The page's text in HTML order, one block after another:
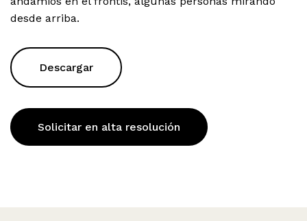
desde arriba.
Descargar
Solicitar en alta resolución